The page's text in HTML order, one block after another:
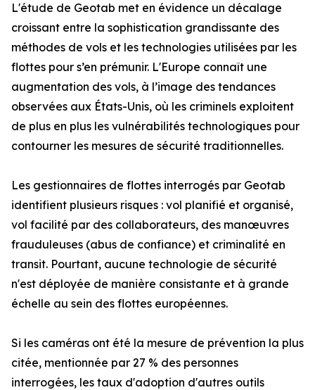
L'étude de Geotab met en évidence un décalage
croissant entre la sophistication grandissante des
méthodes de vols et les technologies utilisées par les
flottes pour s’en prémunir. L'Europe connaît une
augmentation des vols, à l’image des tendances
observées aux États-Unis, où les criminels exploitent
de plus en plus les vulnérabilités technologiques pour
contourner les mesures de sécurité traditionnelles.
Les gestionnaires de flottes interrogés par Geotab
identifient plusieurs risques : vol planifié et organisé,
vol facilité par des collaborateurs, des manœuvres
frauduleuses (abus de confiance) et criminalité en
transit. Pourtant, aucune technologie de sécurité
n'est déployée de manière consistante et à grande
échelle au sein des flottes européennes.
Si les caméras ont été la mesure de prévention la plus
citée, mentionnée par 27 % des personnes
interrogées, les taux d'adoption d'autres outils